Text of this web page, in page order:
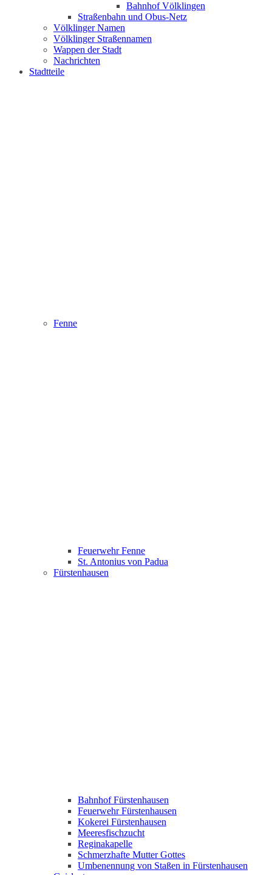
Bahnhof Völklingen
Straßenbahn und Obus-Netz
Völklinger Namen
Völklinger Straßennamen
Wappen der Stadt
Nachrichten
Stadtteile
Fenne
Feuerwehr Fenne
St. Antonius von Padua
Fürstenhausen
Bahnhof Fürstenhausen
Feuerwehr Fürstenhausen
Kokerei Fürstenhausen
Meeresfischzucht
Reginakapelle
Schmerzhafte Mutter Gottes
Umbenennung von Staßen in Fürstenhausen